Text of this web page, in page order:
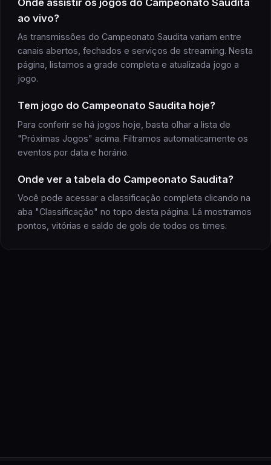
ao vivo?
As transmissões do Campeonato Saudita variam entre
canais abertos, fechados e serviços de streaming. Nesta
página, listamos a grade completa e atualizada jogo a
jogo.
Tem jogo do Campeonato Saudita hoje?
Para conferir se há jogos hoje, basta olhar a lista de
"Próximas Jogos" acima. Filtramos automaticamente os
eventos por data e horário.
Onde ver a tabela do Campeonato Saudita?
Você pode acessar a classificação completa clicando na
aba "Classificação" no topo desta página. Lá mostramos
pontos, vitórias e saldo de gols de todos os times.